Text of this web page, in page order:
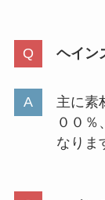
ヘイン
主に素
００％
なりま